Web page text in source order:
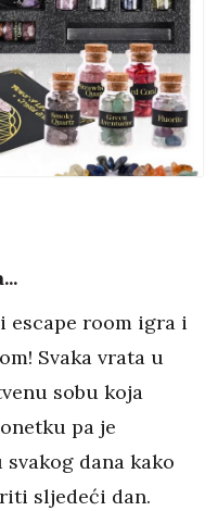
escape room igra i
Svaka vrata u
sobu koja
pa je
dana kako
sljedeći dan.